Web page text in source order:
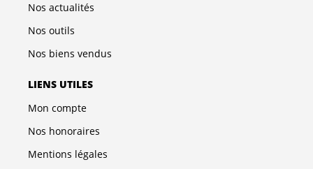
Nos actualités
Nos outils
Nos biens vendus
LIENS UTILES
Mon compte
Nos honoraires
Mentions légales